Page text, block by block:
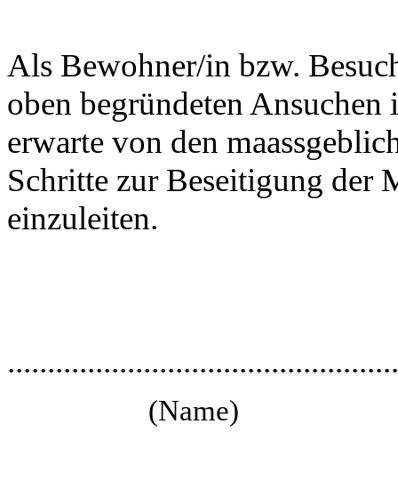
Als Bewohner/in bzw.
oben begründeten
erwarte von den
Schritte zur Beseitigung der
einzuleiten.
(Name)